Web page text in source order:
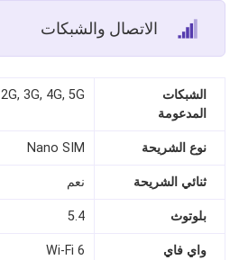
الاتصال والشبكات
الشبكات
المدعومة
2G, 3G, 4G, 5G
نوع الشريحة Nano SIM
ثنائي الشريحة نعم
بلوتوث 5.4
واي فاي Wi-Fi 6